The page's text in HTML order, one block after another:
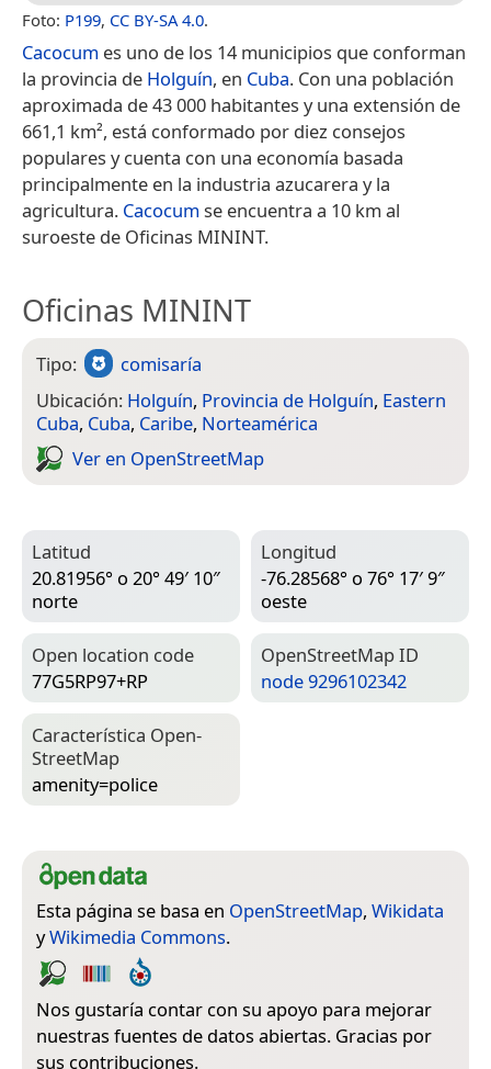
Foto: P199, CC BY-SA 4.0.
Cacocum es uno de los 14 municipios que conforman
la provincia de Holguín, en Cuba. Con una población
aproximada de 43 000 habitantes y una extensión de
661,1 km², está conformado por diez consejos
populares y cuenta con una economía basada
principalmente en la industria azucarera y la
agricultura. Cacocum se encuentra a 10 km al
suroeste de Oficinas MININT.
Oficinas MININT
Tipo:
comisaría
Ubicación: Holguín, Provincia de Holguín, Eastern
Cuba, Cuba, Caribe, Norteamérica
Ver en Open­Street­Map
Latitud
20.81956° o 20° 49′ 10″
norte
Longitud
-76.28568° o 76° 17′ 9″
oeste
Open location code
77G5RP97+RP
Open­Street­Map ID
node 9296102342
Característica Open­
Street­Map
amenity=­police
Esta página se basa en OpenStreetMap, Wikidata
yWikimedia Commons.
Nos gustaría contar con su apoyo para mejorar
nuestras fuentes de datos abiertas. Gracias por
sus contribuciones.